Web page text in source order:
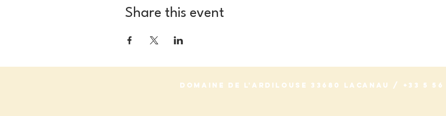
Share this event
DOMAINE de L'ARDILOUSE 33680 Lacanau / +33 5 56